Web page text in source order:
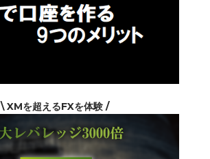
\ XMを超えるFXを体験 /